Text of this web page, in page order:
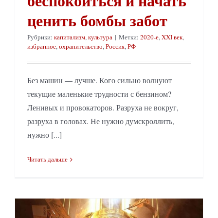
ценить бомбы забот
Рубрики: капитализм,культура | Метки: 2020-е,XXI век,
избранное,охранительство,Россия,РФ
Без машин — лучше. Кого сильно волнуют
текущие маленькие трудности с бензином?
Ленивых и провокаторов. Разруха не вокруг,
разруха в головах. Не нужно думскроллить,
нужно [...]
Читать дальше